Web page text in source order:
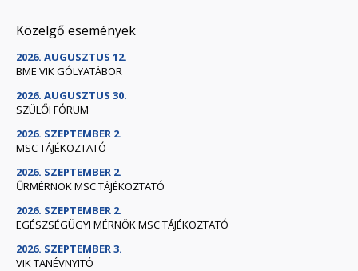
Közelgő események
2026. AUGUSZTUS 12.
BME VIK GÓLYATÁBOR
2026. AUGUSZTUS 30.
SZÜLŐI FÓRUM
2026. SZEPTEMBER 2.
MSC TÁJÉKOZTATÓ
2026. SZEPTEMBER 2.
ŰRMÉRNÖK MSC TÁJÉKOZTATÓ
2026. SZEPTEMBER 2.
EGÉSZSÉGÜGYI MÉRNÖK MSC TÁJÉKOZTATÓ
2026. SZEPTEMBER 3.
VIK TANÉVNYITÓ